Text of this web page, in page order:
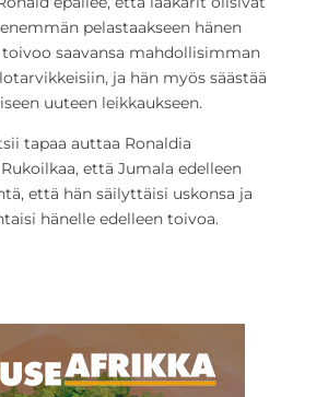
pelastaakseen hänen
toivoo saavansa mahdollisimman
ja hän myös säästää
uuteen leikkaukseen.
tapaa auttaa Ronaldia
että Jumala edelleen
että hän säilyttäisi uskonsa ja
hänelle edelleen toivoa.